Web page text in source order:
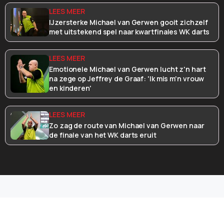
IJzersterke Michael van Gerwen gooit zichzelf
met uitstekend spel naar kwartfinales WK darts
Emotionele Michael van Gerwen lucht z'n hart
na zege op Jeffrey de Graaf: 'Ik mis m'n vrouw
en kinderen'
Zo zag de route van Michael van Gerwen naar
de finale van het WK darts eruit